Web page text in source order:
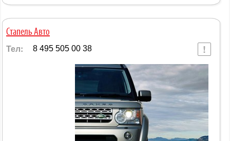
Стапель Авто
Тел: 8 495 505 00 38